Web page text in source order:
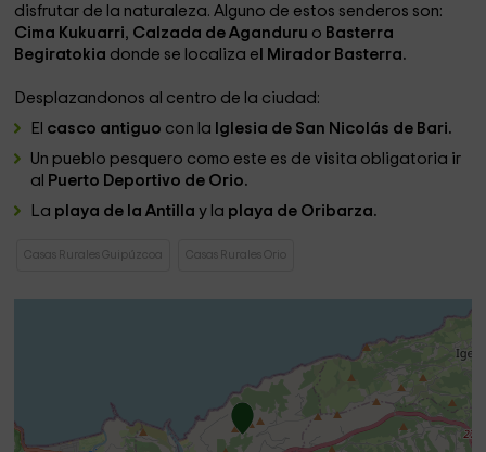
disfrutar de la naturaleza. Alguno de estos senderos son:
Cima Kukuarri, Calzada de Aganduru o Basterra
Begiratokia donde se localiza e l Mirador Basterra.
Desplazandonos al centro de la ciudad:
El casco antiguo con la Iglesia de San Nicolás de Bari.
Un pueblo pesquero como este es de visita obligatoria ir
al
Puerto Deportivo de Orio.
La playa de la Antilla y la playa de Oribarza.
Casas Rurales Guipúzcoa Casas Rurales Orio